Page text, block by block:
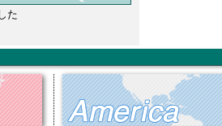
た
、全天候海上風速画像
した。